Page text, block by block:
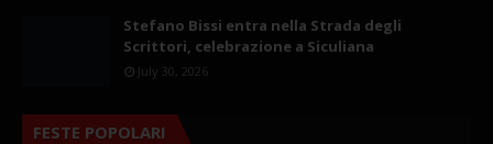
Stefano Bissi entra nella Strada degli
Scrittori, celebrazione a Siculiana
July 30, 2026
FESTE POPOLARI